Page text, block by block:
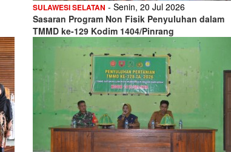
SULAWESI SELATAN - Senin, 20 Jul 2026
Sasaran Program Non Fisik Penyuluhan dalam
TMMD ke-129 Kodim 1404/Pinrang